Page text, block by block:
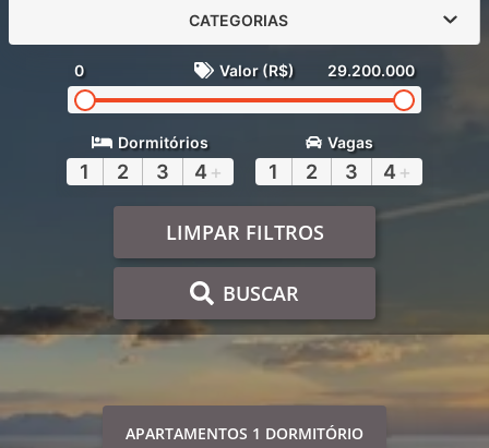
CATEGORIAS
0 Valor (R$) 29.200.000
Dormitórios
1 2 3 4 +
Vagas
1 2 3 4 +
LIMPAR FILTROS
BUSCAR
APARTAMENTOS 1 DORMITÓRIO